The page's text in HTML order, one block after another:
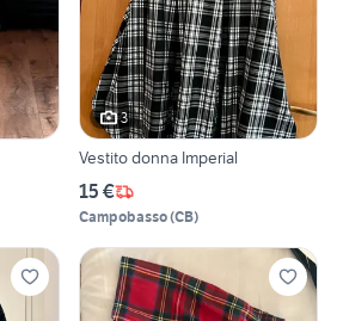
3
Vestito donna Imperial
15 €
Campobasso(CB)